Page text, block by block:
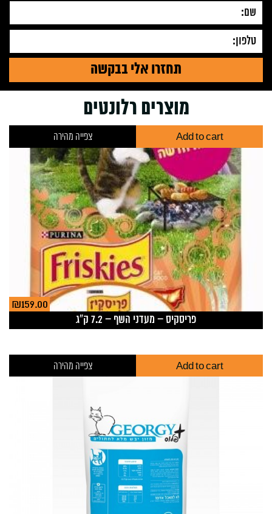
מוצרים רלונטים
פריסקיס – מעדני השף – 7.2 ק”ג
₪159.00
Add to cart צפייה מהירה
Add to cart צפייה מהירה